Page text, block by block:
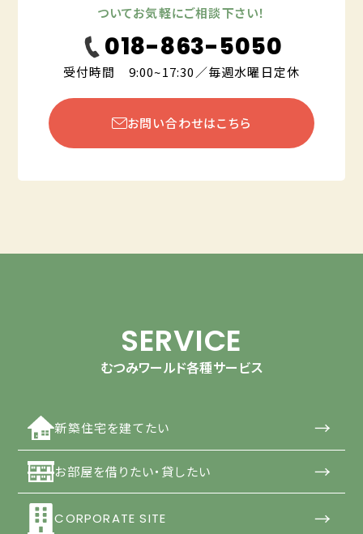
ついてお気軽にご相談下さい！
018-863-5050
受付時間 9:00~17:30／毎週水曜日定休
お問い合わせはこちら
SERVICE
むつみワールド各種サービス
新築住宅を建てたい →
お部屋を借りたい・貸したい →
CORPORATE SITE →